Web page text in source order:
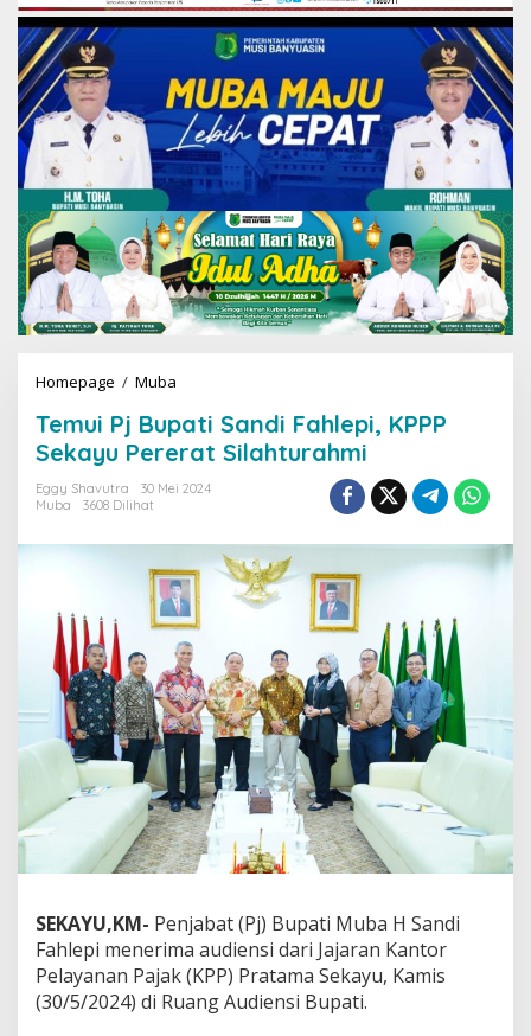
Homepage / Muba
m
u
i
P
p
a
t
i
S
a
n
d
F
a
h
l
e
p
K
P
P
P
Temui Pj Bupati Sandi Fahlepi, KPPP
Sekayu Pererat Silahturahmi
Eggy Shavutra
30 Mei 2024
Muba
3608 Dilihat
SEKAYU,KM- Penjabat (Pj) Bupati Muba H Sandi
Fahlepi menerima audiensi dari Jajaran Kantor
Pelayanan Pajak (KPP) Pratama Sekayu, Kamis
(30/5/2024) di Ruang Audiensi Bupati.